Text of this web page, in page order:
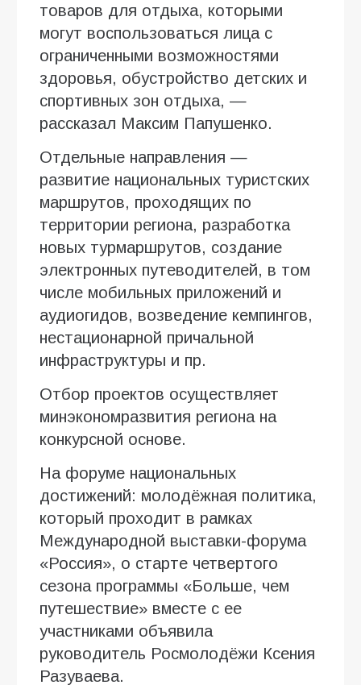
товаров для отдыха, которыми
могут воспользоваться лица с
ограниченными возможностями
здоровья, обустройство детских и
спортивных зон отдыха, —
рассказал Максим Папушенко.
Отдельные направления —
развитие национальных туристских
маршрутов, проходящих по
территории региона, разработка
новых турмаршрутов, создание
электронных путеводителей, в том
числе мобильных приложений и
аудиогидов, возведение кемпингов,
нестационарной причальной
инфраструктуры и пр.
Отбор проектов осуществляет
минэкономразвития региона на
конкурсной основе.
На форуме национальных
достижений: молодёжная политика,
который проходит в рамках
Международной выставки-форума
«Россия», о старте четвертого
сезона программы «Больше, чем
путешествие» вместе с ее
участниками объявила
руководитель Росмолодёжи Ксения
Разуваева.